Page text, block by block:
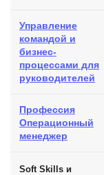
Управление
командой и
бизнес-
процессами для
руководителей
Профессия
Операционный
менеджер
Soft Skills и